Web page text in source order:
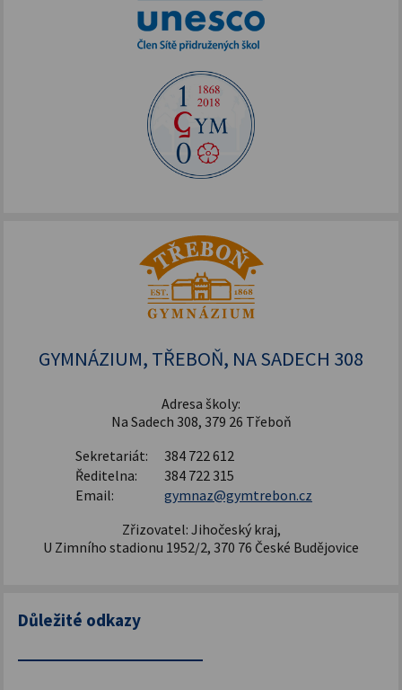
GYMNÁZIUM, TŘEBOŇ, NA SADECH 308
Adresa školy:
Na Sadech 308, 379 26 Třeboň
Sekretariát:
384 722 612
Ředitelna:
384 722 315
Email:
gymnaz@gymtrebon.cz
Zřizovatel: Jihočeský kraj,
U Zimního stadionu 1952/2, 370 76 České Budějovice
Důležité odkazy